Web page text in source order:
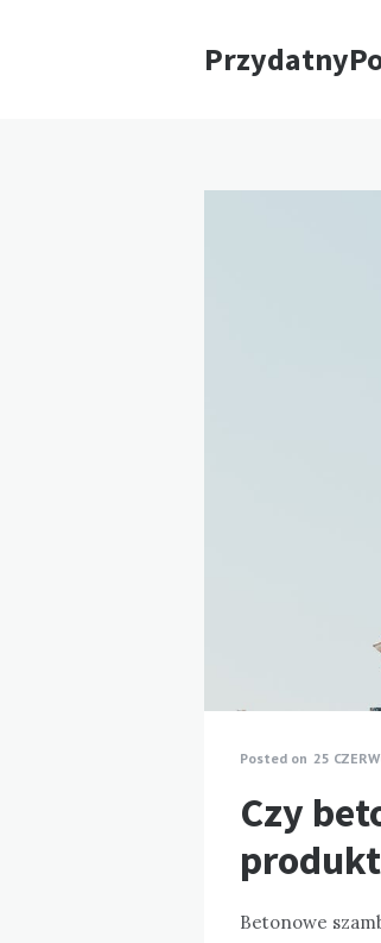
Posted on 25
Czy
Betonowe